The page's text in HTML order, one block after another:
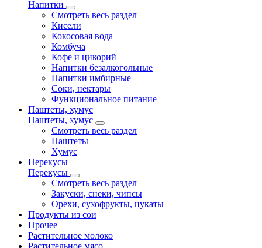
Напитки
Смотреть весь раздел
Кисели
Кокосовая вода
Комбуча
Кофе и цикорий
Напитки безалкогольные
Напитки имбирные
Соки, нектары
Функциональное питание
Паштеты, хумус
Паштеты, хумус
Смотреть весь раздел
Паштеты
Хумус
Перекусы
Перекусы
Смотреть весь раздел
Закуски, снеки, чипсы
Орехи, сухофрукты, цукаты
Продукты из сои
Прочее
Растительное молоко
Растительное мясо